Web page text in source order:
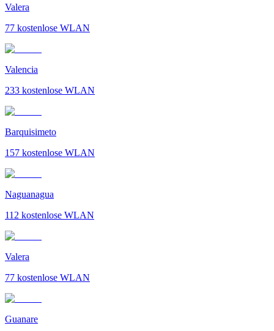
Valera
77 kostenlose WLAN
Valencia
233 kostenlose WLAN
Barquisimeto
157 kostenlose WLAN
Naguanagua
112 kostenlose WLAN
Valera
77 kostenlose WLAN
Guanare